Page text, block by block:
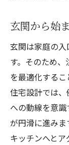
玄関から始
玄関は家庭の
す。そのため
を最適化する
住宅設計では
への動線を意
が円滑に進み
キッチンへと